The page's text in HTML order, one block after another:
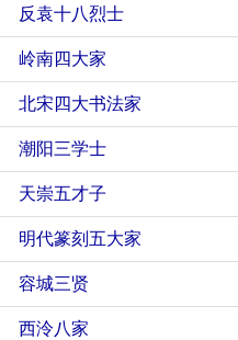
反袁十八烈士
岭南四大家
北宋四大书法家
潮阳三学士
天崇五才子
明代篆刻五大家
容城三贤
西泠八家